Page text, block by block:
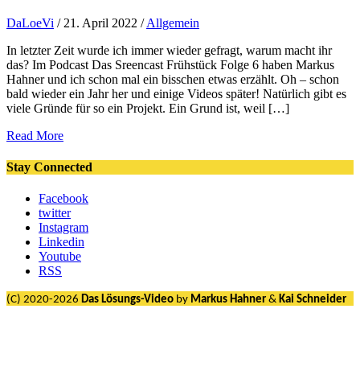
DaLoeVi / 21. April 2022 / Allgemein
In letzter Zeit wurde ich immer wieder gefragt, warum macht ihr
das? Im Podcast Das Sreencast Frühstück Folge 6 haben Markus
Hahner und ich schon mal ein bisschen etwas erzählt. Oh – schon
bald wieder ein Jahr her und einige Videos später! Natürlich gibt es
viele Gründe für so ein Projekt. Ein Grund ist, weil […]
Read More
Stay Connected
Facebook
twitter
Instagram
Linkedin
Youtube
RSS
(C) 2020-2026 Das Lösungs-Video by Markus Hahner & Kai Schneider